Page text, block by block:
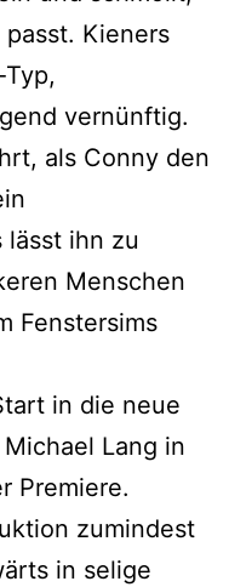
Kieners
vernünftig.
als Conny den
lässt ihn zu
Menschen
Fenstersims
in die neue
Lang in
Premiere.
zumindest
in selige